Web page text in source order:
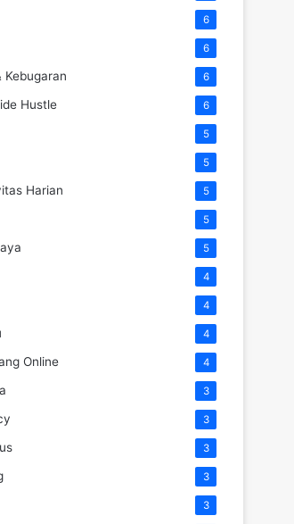
6
6
Kebugaran 6
Hustle 6
5
5
Harian 5
5
5
4
4
4
Online 4
3
3
3
3
3